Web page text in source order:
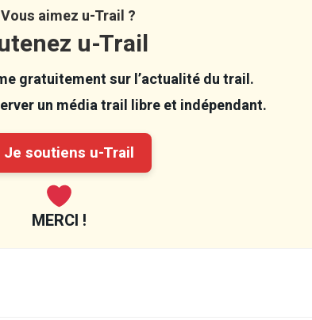
Vous aimez u-Trail ?
u-Trail
gratuitement sur l’actualité du trail.
un média trail libre et indépendant.
Je soutiens u-Trail
MERCI !